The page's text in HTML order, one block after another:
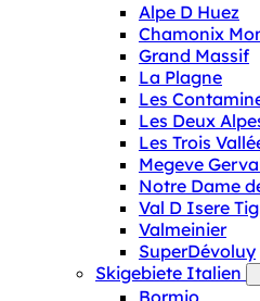
Alpe D Huez
Chamonix
Grand Massif
La Plagne
Les
Les Deux
Les Trois
Megeve
Notre Dame
Val D Isere
Valmeinier
SuperDévoluy
Skigebiete Italien
Bormio